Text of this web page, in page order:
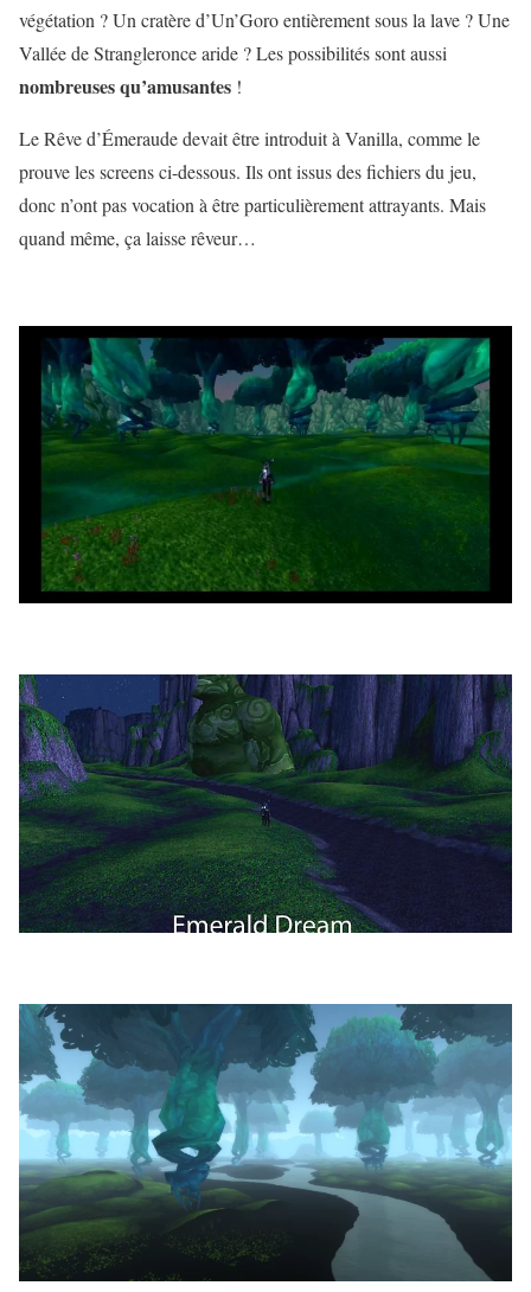
végétation ? Un cratère d’Un’Goro entièrement sous la lave ? Une
Vallée de Strangleronce aride ? Les possibilités sont aussi
nombreusesqu’amusantes !
Le Rêve d’Émeraude devait être introduit à Vanilla, comme le
prouve les screens ci-dessous. Ils ont issus des fichiers du jeu,
donc n’ont pas vocation à être particulièrement attrayants. Mais
quand même, ça laisse rêveur…